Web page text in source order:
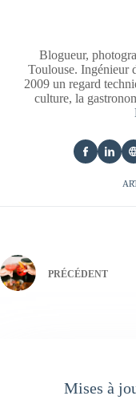
Blogueur,
Toulouse. Ingénieur
2009 un regard
culture, la
PRÉCÉDENT
Mises à